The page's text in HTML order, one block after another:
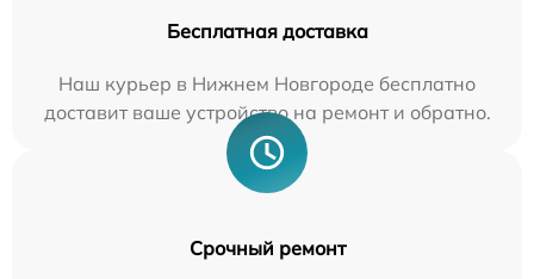
Бесплатная доставка
Наш курьер в Нижнем Новгороде бесплатно
доставит ваше устройство на ремонт и обратно.
Срочный ремонт